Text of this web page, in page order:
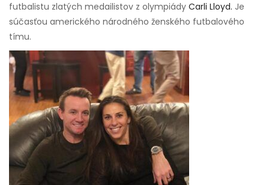
futbalistu zlatých medailistov z olympiády Carli Lloyd. Je
súčasťou amerického národného ženského futbalového
tímu.